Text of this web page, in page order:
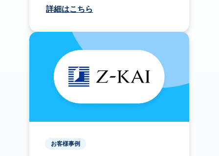
詳細はこちら
お客様事例